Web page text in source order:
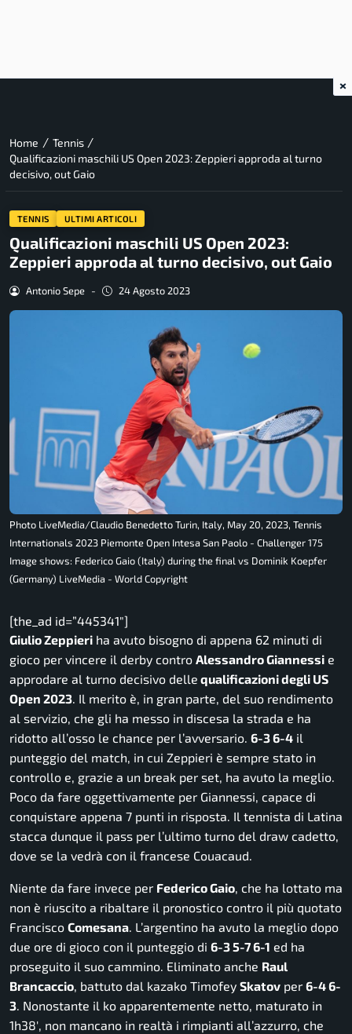
Home / Tennis /
Qualificazioni maschili US Open 2023: Zeppieri approda al turno
decisivo, out Gaio
TENNIS ULTIMI ARTICOLI
Qualificazioni maschili US Open 2023:
Zeppieri approda al turno decisivo, out Gaio
Antonio Sepe - 24 Agosto 2023
Photo LiveMedia/Claudio Benedetto Turin, Italy, May 20, 2023, Tennis
Internationals 2023 Piemonte Open Intesa San Paolo - Challenger 175
Image shows: Federico Gaio (Italy) during the final vs Dominik Koepfer
(Germany) LiveMedia - World Copyright
[the_ad id=”445341″]
Giulio Zeppieri ha avuto bisogno di appena 62 minuti di
gioco per vincere il derby contro Alessandro Giannessi e
approdare al turno decisivo delle qualificazioni degli US
Open 2023. Il merito è, in gran parte, del suo rendimento
al servizio, che gli ha messo in discesa la strada e ha
ridotto all’osso le chance per l’avversario. 6-3 6-4 il
punteggio del match, in cui Zeppieri è sempre stato in
controllo e, grazie a un break per set, ha avuto la meglio.
Poco da fare oggettivamente per Giannessi, capace di
conquistare appena 7 punti in risposta. Il tennista di Latina
stacca dunque il pass per l’ultimo turno del draw cadetto,
dove se la vedrà con il francese Couacaud.
Niente da fare invece per Federico Gaio, che ha lottato ma
non è riuscito a ribaltare il pronostico contro il più quotato
Francisco Comesana. L’argentino ha avuto la meglio dopo
due ore di gioco con il punteggio di 6-3 5-7 6-1 ed ha
proseguito il suo cammino. Eliminato anche Raul
Brancaccio, battuto dal kazako Timofey Skatov per 6-4 6-
3. Nonostante il ko apparentemente netto, maturato in
1h38′, non mancano in realtà i rimpianti all’azzurro, che
×